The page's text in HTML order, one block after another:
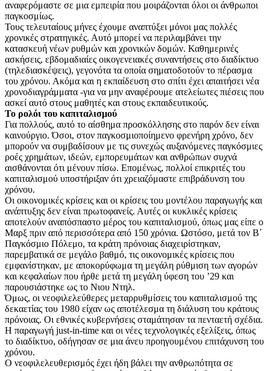
αναφερόμαστε σε μια εμπειρία που μοιράζονται όλοι οι άνθρωποι
παγκοσμίως.
Τους τελευταίους μήνες έχουμε αναπτύξει μόνοι μας πολλές
χρονικές στρατηγικές. Αυτό μπορεί να περιλαμβάνει την
κατασκευή νέων ρυθμών και χρονικών δομών. Καθημερινές
ασκήσεις, εβδομαδιαίες οικογενειακές συναντήσεις στο διαδίκτυο
(τηλεδιασκέψεις), γεγονότα τα οποία σηματοδοτούν το πέρασμα
του χρόνου. Ακόμα και η εκπαίδευση στο σπίτι έχει απαιτήσει νέα
χρονοδιαγράμματα -για να μην αναφέρουμε ατελείωτες πιέσεις που
ασκεί αυτό στους μαθητές και στους εκπαιδευτικούς.
Το ρολόι του καπιταλισμού
Για πολλούς, αυτό το αίσθημα προσκόλλησης στο παρόν δεν είναι
καινούργιο. Όσοι, στον παγκοσμιοποίημενο φρενήρη χρόνο, δεν
μπορούν να συμβαδίσουν με τις συνεχώς αυξανόμενες παγκόσμιες
ροές χρημάτων, ιδεών, εμπορευμάτων και ανθρώπων συχνά
αισθάνονται ότι μένουν πίσω. Επομένως, πολλοί επικριτές του
καπιταλισμού υποστήριξαν ότι χρειαζόμαστε επιβράδυνση του
χρόνου.
Οι οικονομικές κρίσεις και οι κρίσεις του μοντέλου παραγωγής και
ανάπτυξης δεν είναι πρωτοφανείς. Αυτές οι κυκλικές κρίσεις
αποτελούν αναπόσπαστο μέρος του καπιταλισμού, όπως μας είπε ο
Μαρξ πριν από περισσότερα από 150 χρόνια. Ωστόσο, μετά τον Β΄
Παγκόσμιο Πόλεμο, τα κράτη πρόνοιας διαχειρίστηκαν,
παρεμβατικά σε μεγάλο βαθμό, τις οικονομικές κρίσεις που
εμφανίστηκαν, με αποκορύφωμα τη μεγάλη ρύθμιση των αγορών
και κεφαλαίων που ήρθε μετά τη μεγάλη ύφεση του ’29 και
παρουσιάστηκε ως το Νιου Ντηλ.
Όμως, οι νεοφιλελεύθερες μεταρρυθμίσεις του καπιταλισμού της
δεκαετίας του 1980 είχαν ως αποτέλεσμα τη διάλυση του κράτους
πρόνοιας. Οι εθνικές κυβερνήσεις σταμάτησαν τα πενταετή σχέδια.
Η παραγωγή just-in-time και οι νέες τεχνολογικές εξελίξεις, όπως
το διαδίκτυο, οδήγησαν σε μια άνευ προηγουμένου επιτάχυνση του
χρόνου.
Ο νεοφιλελευθερισμός έχει ήδη βάλει την ανθρωπότητα σε